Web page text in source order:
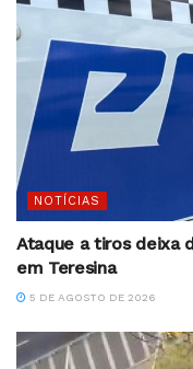
NOTÍCIAS
Ataque a tiros deixa
em Teresina
5 DE AGOSTO DE 2026